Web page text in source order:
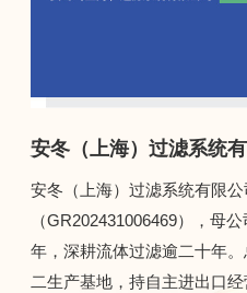
安冬（上海）过滤系统
安冬（上海）过滤系统有限
（GR202431006469），母
年，深耕流体过滤逾二十年
二生产基地，持自主进出口